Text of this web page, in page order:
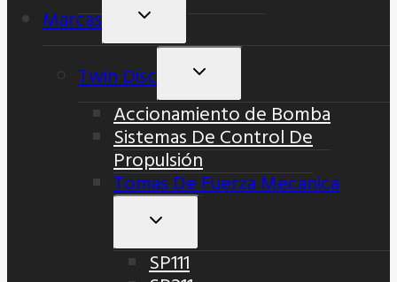
Marcas
Alternar
Hijo
Twin Disc
Alternar
Hijo
Accionamiento de Bomba
Sistemas De Control De
Propulsión
Tomas De Fuerza Mecanica
Alternar
Hijo
SP111